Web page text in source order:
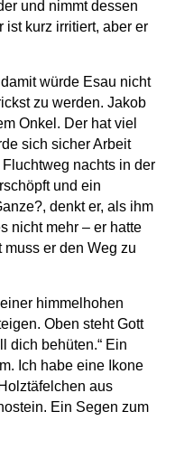
und nimmt dessen
ist kurz irritiert, aber er
würde Esau nicht
zu werden. Jakob
Onkel. Der hat viel
sich sicher Arbeit
nachts in der
und ein
denkt er, als ihm
nicht mehr – er hatte
er den Weg zu
himmelhohen
Oben steht Gott
dich behüten.“ Ein
Ich habe eine Ikone
aus
Ein Segen zum